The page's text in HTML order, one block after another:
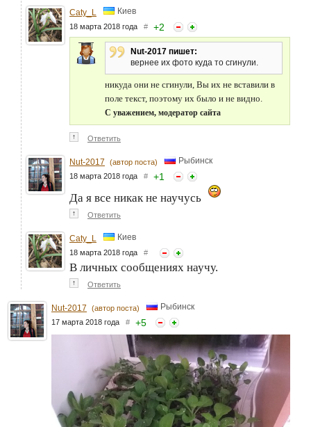
Caty_L Киев
18 марта 2018 года # +2
Nut-2017 пишет:
вернее их фото куда то сгинули.
никуда они не сгинули, Вы их не вставили в
поле текст, поэтому их было и не видно.
С уважением, модератор сайта
↑ Ответить
Nut-2017 (автор поста) Рыбинск
18 марта 2018 года # +1
Да я все никак не научусь
↑ Ответить
Caty_L Киев
18 марта 2018 года #
В личных сообщениях научу.
↑ Ответить
Nut-2017 (автор поста) Рыбинск
17 марта 2018 года # +5